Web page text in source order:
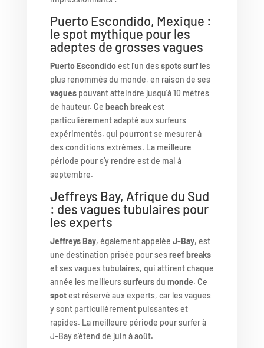
Puerto Escondido, Mexique :
le spot mythique pour les
adeptes de grosses vagues
Puerto Escondidoest l’un desspots surfles
plus renommés du monde, en raison de ses
vaguespouvant atteindre jusqu’à 10 mètres
de hauteur. Ce beach breakest
particulièrement adapté aux surfeurs
expérimentés, qui pourront se mesurer à
des conditions extrêmes. La meilleure
période pour s’y rendre est de mai à
septembre.
Jeffreys Bay, Afrique du Sud
: des vagues tubulaires pour
les experts
Jeffreys Bay, également appelée J-Bay, est
une destination prisée pour sesreef breaks
et ses vagues tubulaires, qui attirent chaque
année les meilleurssurfeursdu monde. Ce
spotest réservé aux experts, car les vagues
y sont particulièrement puissantes et
rapides. La meilleure période pour surfer à
J-Bay s’étend de juin à août.